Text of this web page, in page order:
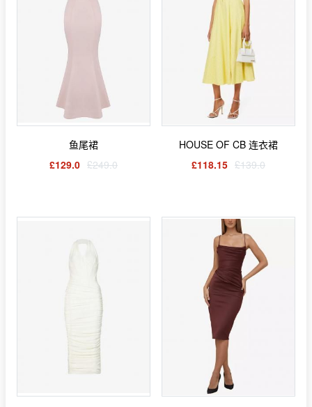
鱼尾裙
£129.0 £249.0
HOUSE OF CB 连衣裙
£118.15 £139.0